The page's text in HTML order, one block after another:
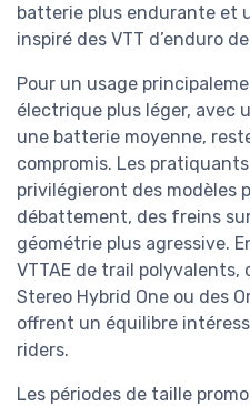
batterie plus endurante et
inspiré des VTT d’enduro
Pour un usage
électrique plus léger, avec
une batterie moyenne,
compromis. Les
privilégieront des modèles
débattement, des freins
géométrie plus agressive.
VTTAE de trail polyvalents,
Stereo Hybrid One ou des
offrent un équilibre
riders.
Les périodes de taille